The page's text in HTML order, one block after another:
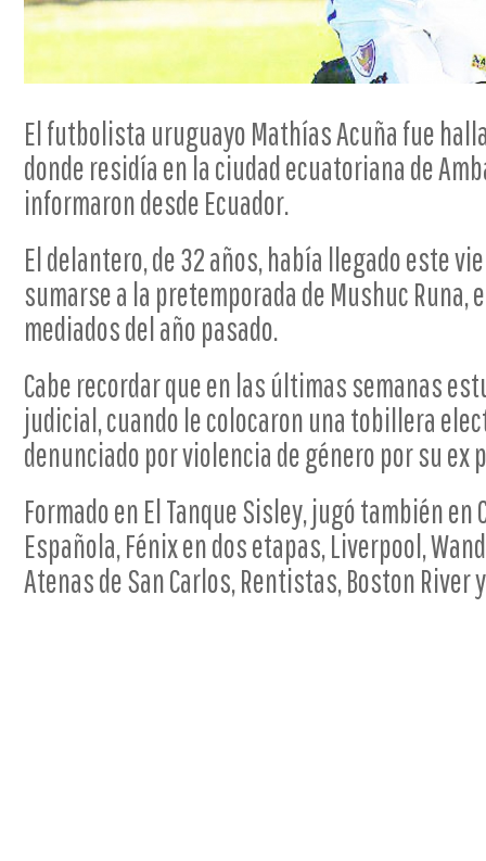
El futbolista uruguayo Mathías Acuña fue
donde residía en la ciudad ecuatoriana de
informaron desde Ecuador.
El delantero, de 32 años, había llegado este
sumarse a la pretemporada de Mushuc Runa,
mediados del año pasado.
Cabe recordar que en las últimas semanas
judicial, cuando le colocaron una tobillera
denunciado por violencia de género por su ex
Formado en El Tanque Sisley, jugó también
Española, Fénix en dos etapas, Liverpool,
Atenas de San Carlos, Rentistas, Boston River